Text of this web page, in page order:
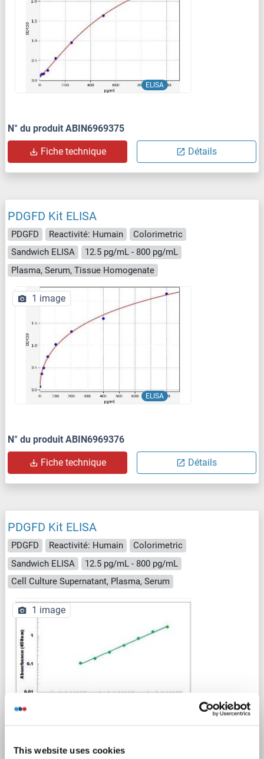
This website uses cookies
ELISA
N° du produit ABIN6969375
Fiche technique Détails
PDGFD Kit ELISA
PDGFD Reactivité: Humain
Colorimetric
Sandwich ELISA
12.5 pg/mL - 800 pg/mL
Plasma, Serum, Tissue Homogenate
ELISA
1 image
N° du produit ABIN6969376
Fiche technique Détails
PDGFD Kit ELISA
PDGFD Reactivité: Humain
Colorimetric
Sandwich ELISA
12.5 pg/mL - 800 pg/mL
Cell Culture Supernatant, Plasma, Serum
1 image
N° du produit ABIN5526788